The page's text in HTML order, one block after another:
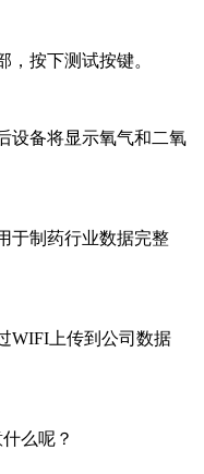
按下测试按键。
备将显示氧气和二氧
制药行业数据完整
上传到公司数据
么呢？